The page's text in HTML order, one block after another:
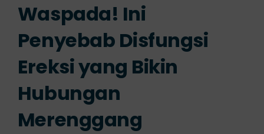
Layanan Kami
Info Klinik
Waspada! Ini
Penyebab Disfungsi
Ereksi yang Bikin
Hubungan
Merenggang